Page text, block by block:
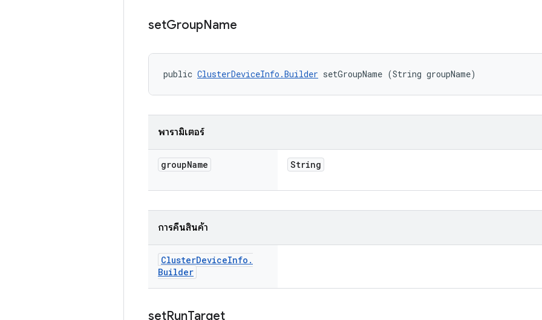
setGroupName
public ClusterDeviceInfo.Builder setGroupName (String groupName)
พารามิเตอร์
groupName String
การคืนสินค้า
ClusterDeviceInfo .
Builder
setRunTarget